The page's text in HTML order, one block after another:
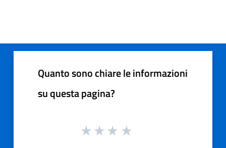
Quanto sono chiare le informazioni
su questa pagina?